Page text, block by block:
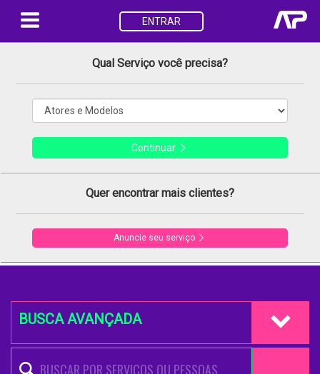
ENTRAR
Qual Serviço você precisa?
Continuar
Quer encontrar mais clientes?
Anuncie seu serviço
BUSCA AVANÇADA